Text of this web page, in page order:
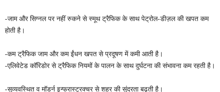
-जाम और सिग्नल पर नहीं रुकने से स्मूथ ट्रैफिक के साथ पेट्रोल-डीज़ल की खपत कम
होती है।
-कम ट्रैफिक जाम और कम ईंधन खपत से प्रदूषण में कमी आती है।
-एलिवेटेड कॉरिडोर से ट्रैफिक नियमों के पालन के साथ दुर्घटना की संभावना कम रहती है।
-सुव्यवस्थित व मॉडर्न इन्फ्रास्ट्रक्चर से शहर की सुंदरता बढ़ती है।